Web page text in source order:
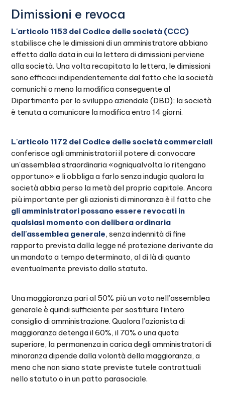
Dimissioni e revoca
L'articolo 1153 del Codice delle società (CCC)
stabilisce che le dimissioni di un amministratore abbiano
effetto dalla data in cui la lettera di dimissioni perviene
alla società. Una volta recapitata la lettera, le dimissioni
sono efficaci indipendentemente dal fatto che la società
comunichi o meno la modifica conseguente al
Dipartimento per lo sviluppo aziendale (DBD); la società
è tenuta a comunicare la modifica entro 14 giorni.
L'articolo 1172 del Codice delle società commerciali
conferisce agli amministratori il potere di convocare
un'assemblea straordinaria «ogniqualvolta lo ritengano
opportuno» e li obbliga a farlo senza indugio qualora la
società abbia perso la metà del proprio capitale. Ancora
più importante per gli azionisti di minoranza è il fatto che
gli amministratori possano essere revocati in
qualsiasi momento con delibera ordinaria
dell'assemblea generale, senza indennità di fine
rapporto prevista dalla legge né protezione derivante da
un mandato a tempo determinato, al di là di quanto
eventualmente previsto dallo statuto.
Una maggioranza pari al 50% più un voto nell’assemblea
generale è quindi sufficiente per sostituire l’intero
consiglio di amministrazione. Qualora l’azionista di
maggioranza detenga il 60%, il 70% o una quota
superiore, la permanenza in carica degli amministratori di
minoranza dipende dalla volontà della maggioranza, a
meno che non siano state previste tutele contrattuali
nello statuto o in un patto parasociale.